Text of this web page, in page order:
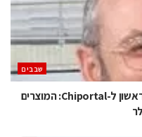
‫שבבים‬
בלעדי! מנכ"ל פריסקייל הפורש בראיון ראשון ל-Chiportal: המוצרים